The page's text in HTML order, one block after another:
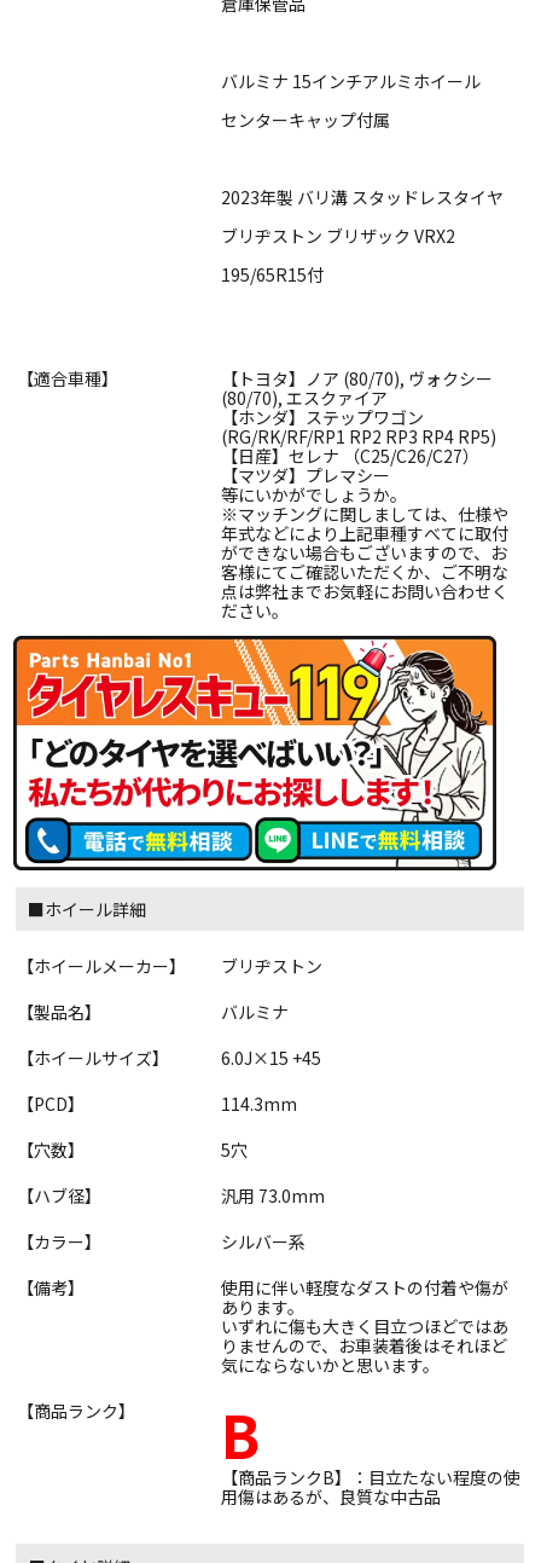
バルミナ 15インチアルミホイール
センターキャップ付属
2023年製 バリ溝 スタッドレスタイヤ
ブリヂストン ブリザック VRX2
195/65R15付
【適合車種】
【トヨタ】ノア (80/70), ヴォクシー
(80/70), エスクァイア
【ホンダ】ステップワゴン
(RG/RK/RF/RP1 RP2 RP3 RP4 RP5)
【日産】セレナ （C25/C26/C27）
【マツダ】プレマシー
等にいかがでしょうか。
※マッチングに関しましては、仕様や
年式などにより上記車種すべてに取付
ができない場合もございますので、お
客様にてご確認いただくか、ご不明な
点は弊社までお気軽にお問い合わせく
ださい。
■ホイール詳細
【ホイールメーカー】
ブリヂストン
【製品名】
バルミナ
【ホイールサイズ】
6.0J×15 +45
【PCD】
114.3mm
【穴数】
5穴
【ハブ径】
汎用 73.0mm
【カラー】
シルバー系
【備考】
使用に伴い軽度なダストの付着や傷が
あります。
いずれに傷も大きく目立つほどではあ
りませんので、お車装着後はそれほど
気にならないかと思います。
【商品ランク】
B
【商品ランクB】：目立たない程度の使
用傷はあるが、良質な中古品